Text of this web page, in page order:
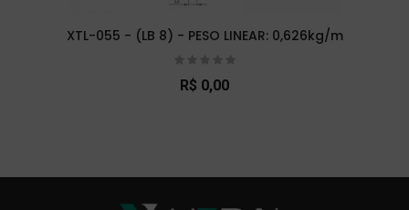
XTL-055 - (LB 8) - PESO LINEAR: 0,626kg/m
R$ 0,00